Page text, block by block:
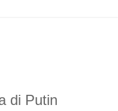
di Putin